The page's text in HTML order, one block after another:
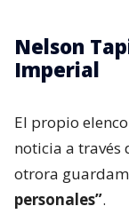
Nelson
Imperial
El propio
noticia a través
otrora
personales”.